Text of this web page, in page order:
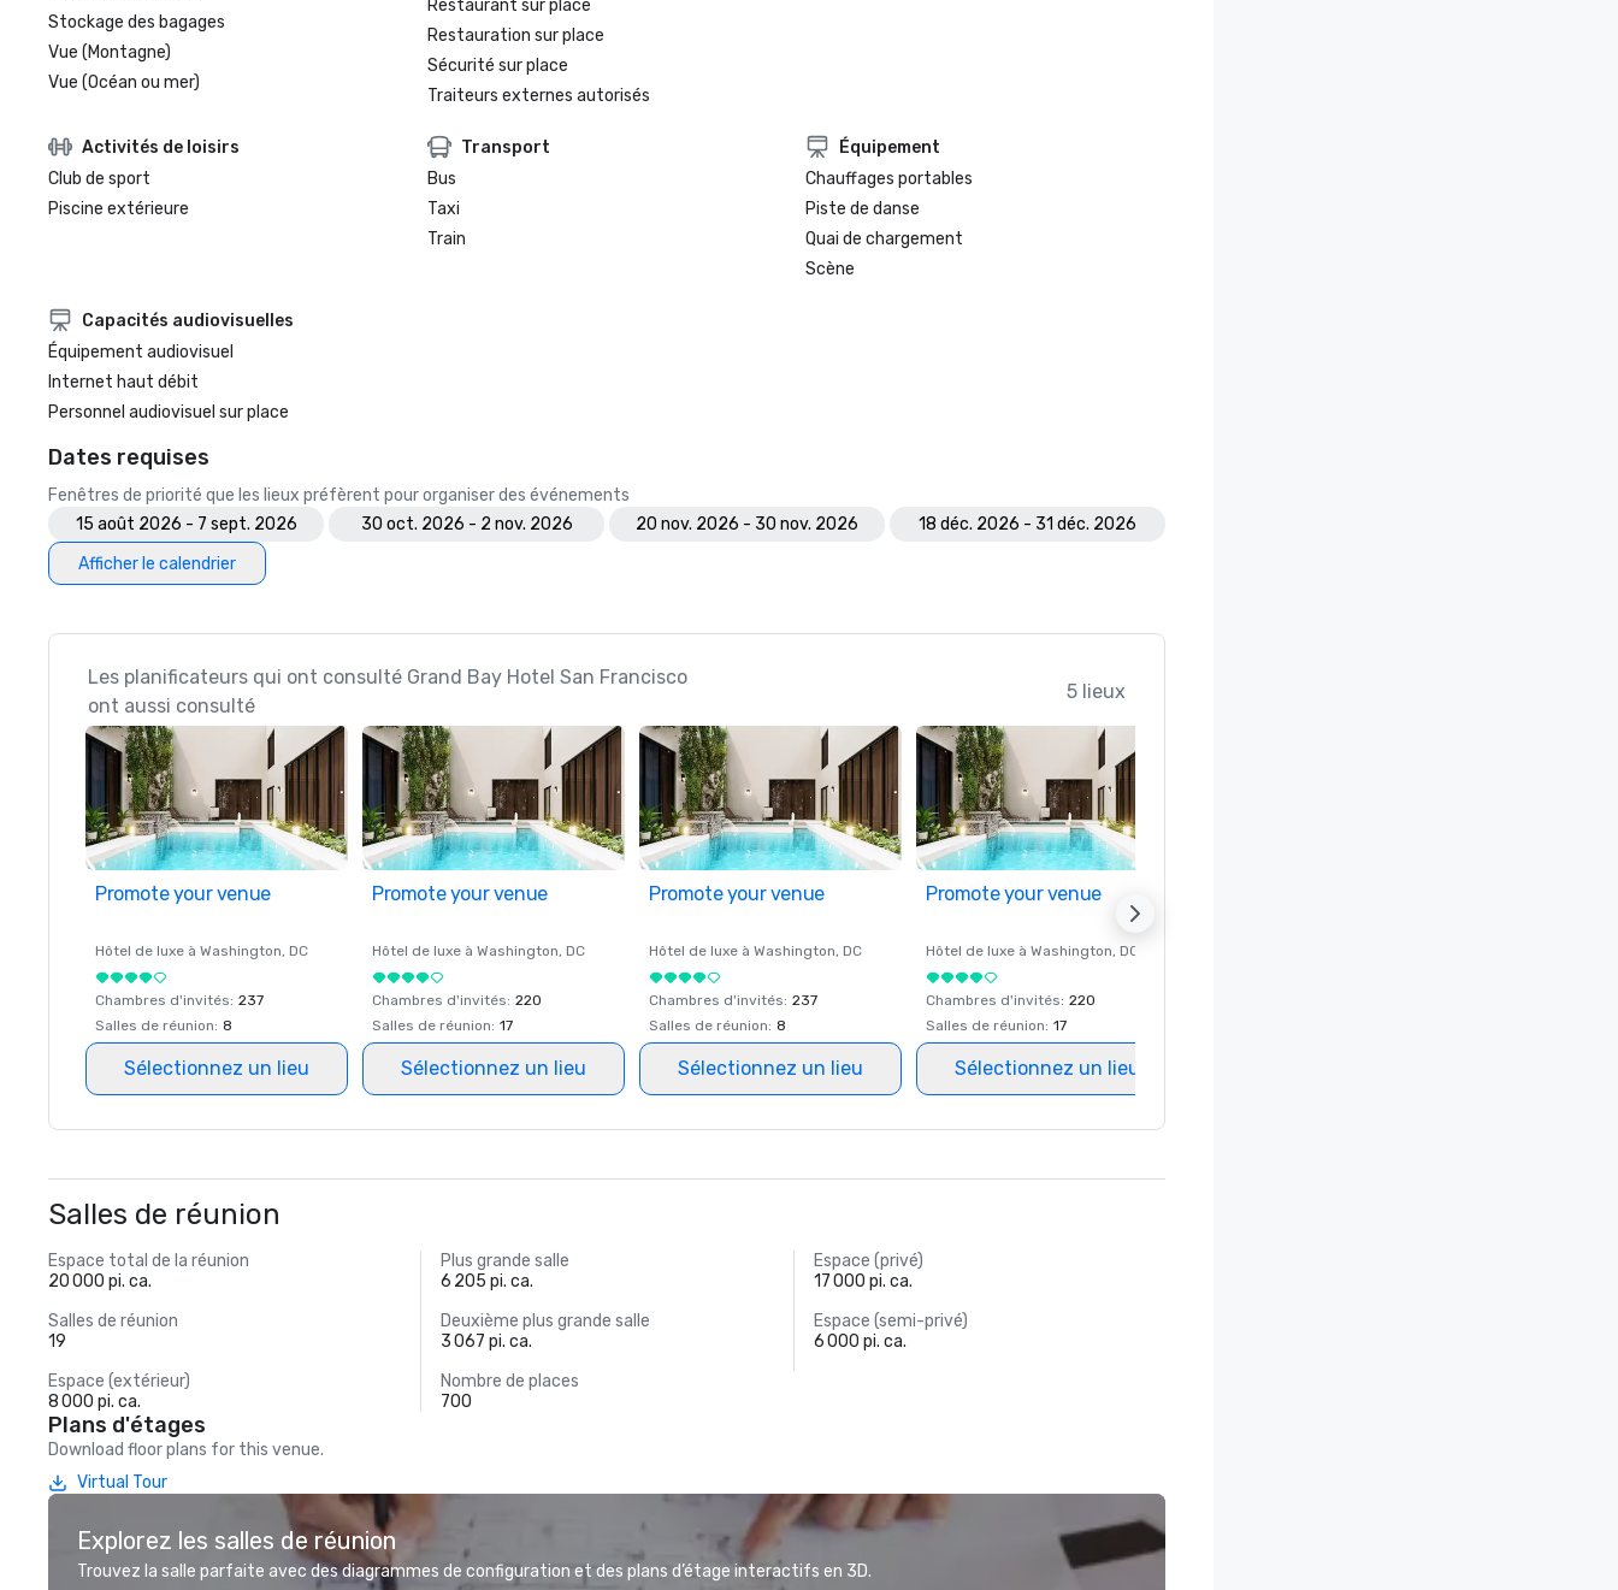
Stockage des bagages
Vue (Montagne)
Vue (Océan ou mer)
Restaurant sur place
Restauration sur place
Sécurité sur place
Traiteurs externes autorisés
Activités de loisirs
Club de sport
Piscine extérieure
Transport
Bus
Taxi
Train
Équipement
Chauffages portables
Piste de danse
Quai de chargement
Scène
Capacités audiovisuelles
Équipement audiovisuel
Internet haut débit
Personnel audiovisuel sur place
Dates requises
Fenêtres de priorité que les lieux préfèrent pour organiser des événements
15 août 2026 - 7 sept. 2026
30 oct. 2026 - 2 nov. 2026 20 nov. 2026 - 30 nov. 2026
18 déc. 2026 - 31 déc. 2026
Afficher le calendrier
Les planificateurs qui ont consulté Grand Bay Hotel San Francisco
ont aussi consulté
5 lieux
Promote your venue
Hôtel de luxe à Washington, DC
Chambres d'invités: 237
Salles de réunion: 8
Sélectionnez un lieu
Promote your venue
Hôtel de luxe à Washington, DC
Chambres d'invités: 220
Salles de réunion: 17
Sélectionnez un lieu
Promote your venue
Hôtel de luxe à Washington, DC
Chambres d'invités: 237
Salles de réunion: 8
Sélectionnez un lieu
Promote your venue
Hôtel de luxe à Washington, DC
Chambres d'invités: 220
Salles de réunion: 17
Sélectionnez un lieu
Salles de réunion
Espace total de la réunion
20 000 pi. ca.
Plus grande salle
6 205 pi. ca.
Espace (privé)
17 000 pi. ca.
Salles de réunion
19
Deuxième plus grande salle
3 067 pi. ca.
Espace (semi-privé)
6 000 pi. ca.
Espace (extérieur)
8 000 pi. ca.
Nombre de places
700
Plans d'étages
Download floor plans for this venue.
Virtual Tour
Explorez les salles de réunion
Trouvez la salle parfaite avec des diagrammes de configuration et des plans d’étage interactifs en 3D.